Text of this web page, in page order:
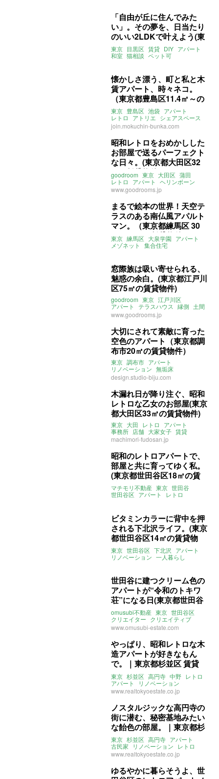
「自由が丘に住んでみた
い」。その夢を、日当たり
のいい2LDKで叶えよう(東
京都目黒区67㎡の賃貸物
件)
東京 目黒区 賃貸 DIY アパート
和室 猫相談 ペット可
懐かしさ漂う、町と私と木
賃アパート、時々ネコ。
（東京都豊島区11.4㎡～の
賃貸物件）
東京 豊島区 池袋 アパート
レトロ
アトリエ シェアスペース
シェアオフィス 賃貸
join.mokuchin-bunka.com
昭和レトロをおめかしした
お部屋で送るパーフェクト
な日々。(東京都大田区32
㎡の賃貸物件)
goodroom 東京 大田区 蒲田
レトロ
アパート
ヘリンボーン
PERFECT DAYS
www.goodrooms.jp
まるで絵本の世界！天空テ
ラスのある南仏風アパルト
マン。（東京都練馬区 30
㎡／50㎡の賃貸物件）
東京 練馬区 大泉学園 アパート
メゾネット
集合住宅
窓際族は吸い寄せられる、
魅惑の余白。(東京都江戸川
区75㎡の賃貸物件)
goodroom 東京 江戸川区
アパート
テラスハウス 縁側 土間
無垢 賃貸
www.goodrooms.jp
大切にされて素敵に育った
空色のアパート（東京都調
布市20㎡の賃貸物件）
東京 調布市 アパート
リノベーション 無垢床
一人暮らし 仙川駅 賃貸
design.studio-biju.com
木漏れ日が降り注ぐ、昭和
レトロな乙女のお部屋(東京
都大田区33㎡の賃貸物件)
東京 大田 レトロ
アパート
事務所 店舗 大家女子 賃貸
machimori-fudosan.jp
昭和のレトロアパートで、
部屋と共に育ってゆく私。
(東京都世田谷区18㎡の賃
貸物件)
マチモリ不動産 東京 世田谷
世田谷区 アパート
レトロ
ビタミンカラーに背中を押
される下北沢ライフ。(東京
都世田谷区14㎡の賃貸物
件)
東京 世田谷区 下北沢 アパート
リノベーション 一人暮らし
世田谷に建つクリーム色の
アパートが“令和のトキワ
荘”になる日(東京都世田谷
区21㎡～の賃貸物件)
omusubi不動産 東京 世田谷区
クリエイター クリエイティブ
アトリエ レトロ アパート
www.omusubi-estate.com
やっぱり、昭和レトロな木
造アパートが好きなもん
で。｜東京都杉並区 賃貸
34㎡
東京 杉並区 高円寺 中野 レトロ
アパート
リノベーション
www.realtokyoestate.co.jp
ノスタルジックな高円寺の
街に潜む、秘密基地みたい
な飴色の部屋。｜東京都杉
並区 賃貸 60㎡
東京 杉並区 高円寺 アパート
古民家
リノベーション レトロ
www.realtokyoestate.co.jp
ゆるやかに暮らそうよ、世